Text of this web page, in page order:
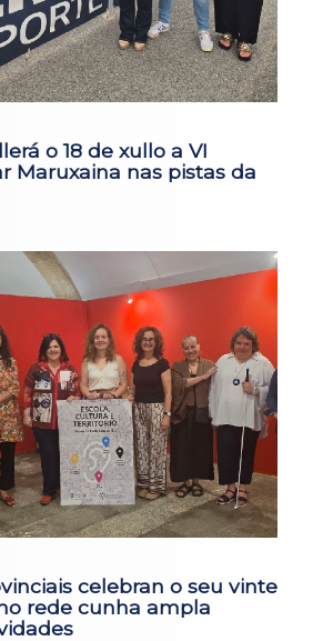
o 18 de xullo a VI
Maruxaina nas pistas da
celebran o seu vinte
rede cunha ampla